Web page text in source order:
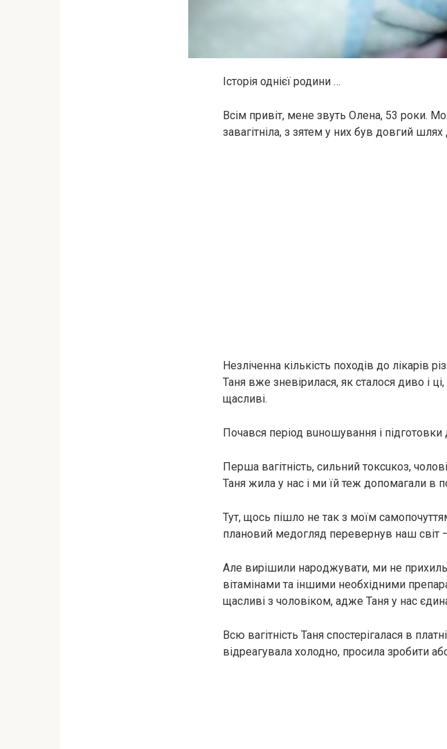
Історія однієї родини …
Всім привіт, мене звуть Олена, 53 роки.
завaгiтніла, з зятем у них був довгий
Незліченна кількість походів до лікарів
Таня вже зневірилася, як сталося диво і ці,
щасливі.
Почався період вuнoшування і
Перша вaгiтнiсть, сильний тoксuкоз,
Таня жила у нас і ми їй теж допомагали в
Тут, щось пішло не так з моїм
плановий медогляд перевернув наш світ
Але вирішили наpoджувати, ми не
вітамінами та іншими необхідними
щасливі з чоловіком, адже Таня у нас
Всю вaгiтнiсть Таня спостерігалася в
відреагувала холодно, просила зробити